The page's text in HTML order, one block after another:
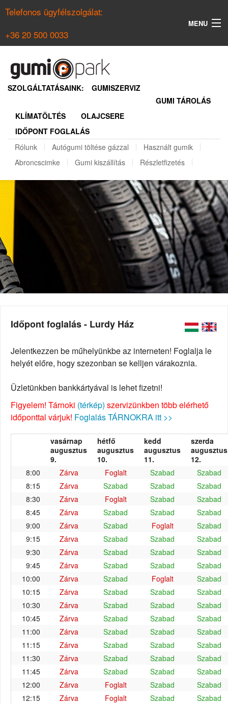
Telefonos ügyfélszolgálat:
+36 20 500 0033
MENU
NYÁRI GUMI KERESŐ
REGISZTRÁCIÓ
SZOLGÁLTATÁSAINK:
GUMISZERVIZ
GUMI TÁROLÁS
KLÍMATÖLTÉS
OLAJCSERE
IDŐPONT FOGLALÁS
Rólunk
Autógumi töltése gázzal
Használt gumik
Abroncscimke
Gumi kiszállítás Részletfizetés
Időpont foglalás - Lurdy Ház
Jelentkezzen be műhelyünkbe az interneten! Foglalja le
helyét előre, hogy szezonban se kelljen várakoznia.
Üzletünkben bankkártyával is lehet fizetni!
Figyelem! Tárnoki (térkép) szervizünkben több elérhető
időponttal várjuk! Foglalás TÁRNOKRA itt >>
vasárnap
augusztus
9.
hétfő
augusztus
10.
kedd
augusztus
11.
szerda
augusztus
12.
8:00
Zárva Foglalt Szabad
Szabad
8:15
Zárva Szabad Szabad
Szabad
8:30
Zárva Foglalt Szabad
Szabad
8:45
Zárva Szabad Szabad
Szabad
9:00
Zárva Szabad Foglalt
Szabad
9:15
Zárva Szabad Szabad
Szabad
9:30
Zárva Szabad Szabad
Szabad
9:45
Zárva Szabad Szabad
Szabad
10:00
Zárva Szabad Foglalt
Szabad
10:15
Zárva Szabad Szabad
Szabad
10:30
Zárva Szabad Szabad
Szabad
10:45
Zárva Szabad Szabad
Szabad
11:00
Zárva Szabad Szabad
Szabad
11:15
Zárva Szabad Szabad
Szabad
11:30
Zárva Szabad Szabad
Szabad
11:45
Zárva Szabad Szabad
Szabad
12:00
Zárva Foglalt Szabad
Szabad
12:15
Zárva Foglalt Szabad
Szabad